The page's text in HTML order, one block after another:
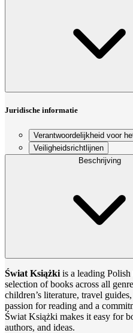
Juridische informatie
Verantwoordelijkheid voor
Veiligheidsrichtlijnen
Beschrijving
Świat Książki is a leading
selection of books across all
children’s literature, travel
passion for reading and a
Świat Książki makes it easy for
authors, and ideas.